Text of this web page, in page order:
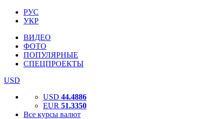
РУС
УКР
ВИДЕО
ФОТО
ПОПУЛЯРНЫЕ
СПЕЦПРОЕКТЫ
USD
USD 44.4886
EUR 51.3350
Все курсы валют